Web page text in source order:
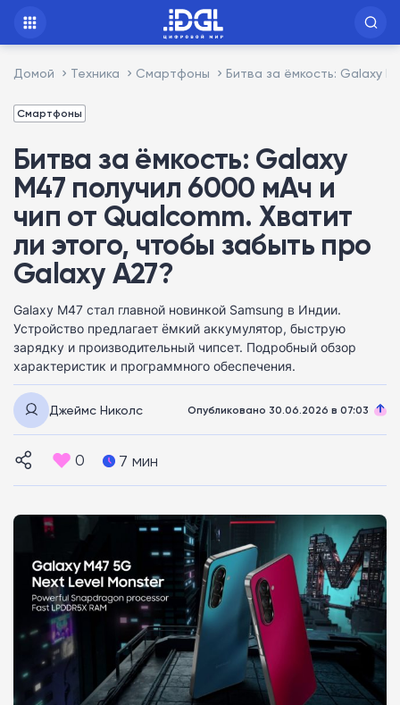
Домой Техника Смартфоны Битва за ёмкость: Galaxy
Смартфоны
Битва за ёмкость: Galaxy
M47 получил 6000 мАч и
чип от Qualcomm. Хватит
ли этого, чтобы забыть про
Galaxy A27?
Galaxy M47 стал главной новинкой Samsung в Индии.
Устройство предлагает ёмкий аккумулятор, быструю
зарядку и производительный чипсет. Подробный обзор
характеристик и программного обеспечения.
Джеймс Николс Опубликовано 30.06.2026 в 07:03
0 7 мин